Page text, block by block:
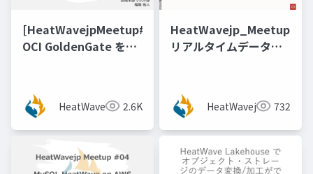
[HeatWavejpMeetup#08]
OCI GoldenGate を用
HeatWave へのデータ
連携 [稲葉 祐人 氏（ス
マートスタイル）]
HeatWavejp 2.6K
リアルタイムデータレ
ージド型Oracle
GoldenGateのご紹介
HeatWavejp 732